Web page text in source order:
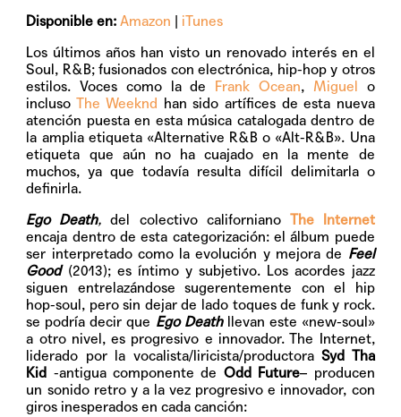
Disponible en: Amazon
iTunes
Los últimos años han visto un renovado interés en el
Soul, R&B; fusionados con electrónica, hip-hop y otros
estilos. Voces como la de Frank Ocean, Miguel o
incluso The Weeknd han sido artífices de esta nueva
atención puesta en esta música catalogada dentro de
la amplia etiqueta «Alternative R&B o «Alt-R&B». Una
etiqueta que aún no ha cuajado en la mente de
muchos, ya que todavía resulta difícil delimitarla o
definirla.
Ego Death, del colectivo californiano The Internet
encaja dentro de esta categorización: el álbum puede
ser interpretado como la evolución y mejora de Feel
Good(2013); es íntimo y subjetivo. Los acordes jazz
siguen entrelazándose sugerentemente con el hip
hop-soul, pero sin dejar de lado toques de funk y rock.
se podría decir que Ego Death llevan este «new-soul»
a otro nivel, es progresivo e innovador. The Internet,
liderado por la vocalista/liricista/productoraSyd Tha
Kid -antigua componente de Odd Future– producen
un sonido retro y a la vez progresivo e innovador, con
giros inesperados en cada canción: